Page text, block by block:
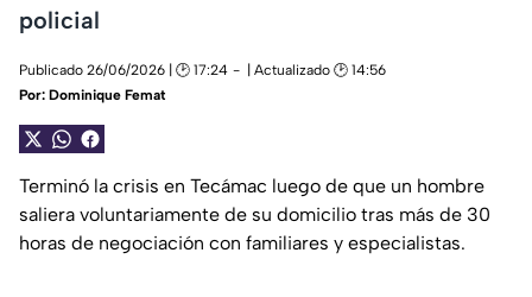
policial
Publicado 26/06/2026 | 🕑 17:24
| Actualizado 🕑 14:56
Por: Dominique Femat
Terminó la crisis en Tecámac luego de que un hombre
saliera voluntariamente de su domicilio tras más de 30
horas de negociación con familiares y especialistas.